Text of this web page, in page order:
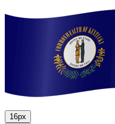
16px